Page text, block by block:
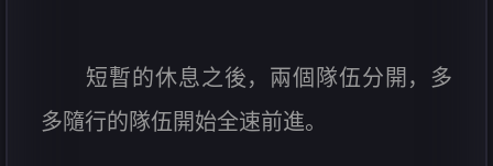
短暫的休息之後，兩個隊伍分開，多
多隨行的隊伍開始全速前進。